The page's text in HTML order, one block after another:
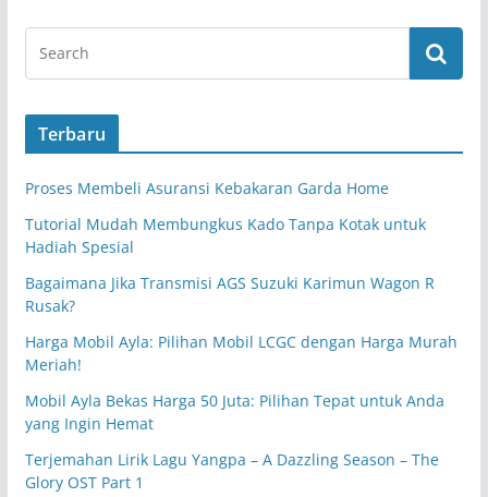
Terbaru
Proses Membeli Asuransi Kebakaran Garda Home
Tutorial Mudah Membungkus Kado Tanpa Kotak untuk
Hadiah Spesial
Bagaimana Jika Transmisi AGS Suzuki Karimun Wagon R
Rusak?
Harga Mobil Ayla: Pilihan Mobil LCGC dengan Harga Murah
Meriah!
Mobil Ayla Bekas Harga 50 Juta: Pilihan Tepat untuk Anda
yang Ingin Hemat
Terjemahan Lirik Lagu Yangpa – A Dazzling Season – The
Glory OST Part 1